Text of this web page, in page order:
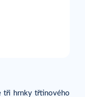
tři hrnky třtinového